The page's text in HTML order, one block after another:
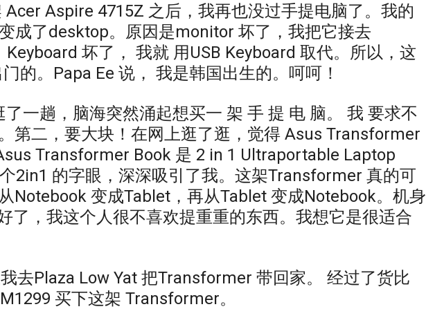
Aspire 4715Z 之后，我再也没过手提电脑了。我的
成了desktop。原因是monitor 坏了，我把它接去
坏了， 我就 用USB Keyboard 取代。所以，这
的。Papa Ee 说， 我是韩国出生的。呵呵！
一趟，脑海突然涌起想买一 架 手 提 电 脑。 我 要求不
第二，要大块！在网上逛了逛，觉得 Asus Transformer
Transformer Book 是 2 in 1 Ultraportable Laptop
2in1 的字眼，深深吸引了我。这架Transformer 真的可
Notebook 变成Tablet，再从Tablet 变成Notebook。机身
了，我这个人很不喜欢提重重的东西。我想它是很适合
去Plaza Low Yat 把Transformer 带回家。 经过了货比
买下这架 Transformer。